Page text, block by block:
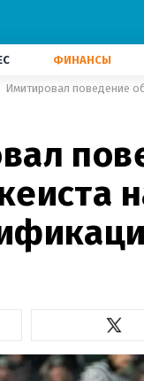
ФИНАНСЫ
Имитировал поведение